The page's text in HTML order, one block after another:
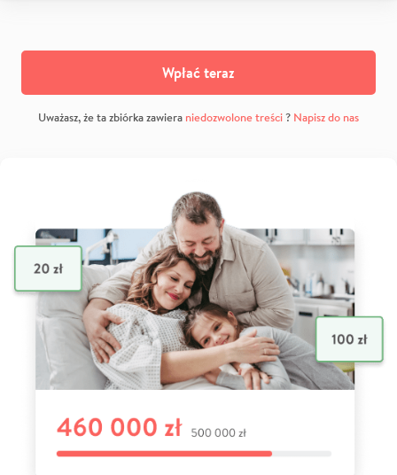
Wpłać teraz
Uważasz, że ta zbiórka zawiera niedozwolone treści? Napisz do nas